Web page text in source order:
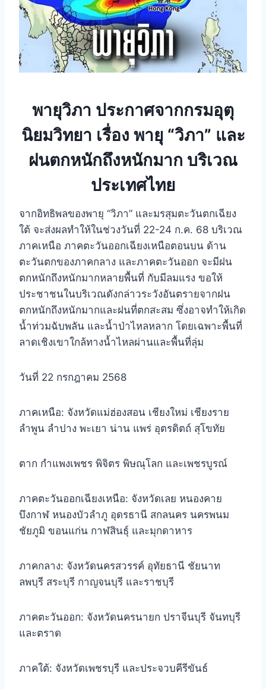
พายุวิภา ประกาศจากกรมอุตุ
นิยมวิทยา เรื่อง พายุ “วิภา” และ
ฝนตกหนักถึงหนักมาก บริเวณ
ประเทศไทย
จากอิทธิพลของพายุ “วิภา” และมรสุมตะวันตกเฉียง
ใต้ จะส่งผลทำให้ในช่วงวันที่ 22-24 ก.ค. 68 บริเวณ
ภาคเหนือ ภาคตะวันออกเฉียงเหนือตอนบน ด้าน
ตะวันตกของภาคกลาง และภาคตะวันออก จะมีฝน
ตกหนักถึงหนักมากหลายพื้นที่ กับมีลมแรง ขอให้
ประชาชนในบริเวณดังกล่าวระวังอันตรายจากฝน
ตกหนักถึงหนักมากและฝนที่ตกสะสม ซึ่งอาจทำให้เกิด
น้ำท่วมฉับพลัน และน้ำป่าไหลหลาก โดยเฉพาะพื้นที่
ลาดเชิงเขาใกล้ทางน้ำไหลผ่านและพื้นที่ลุ่ม
วันที่ 22 กรกฎาคม 2568
ภาคเหนือ: จังหวัดแม่ฮ่องสอน เชียงใหม่ เชียงราย
ลำพูน ลำปาง พะเยา น่าน แพร่ อุตรดิตถ์ สุโขทัย
ตาก กำแพงเพชร พิจิตร พิษณุโลก และเพชรบูรณ์
ภาคตะวันออกเฉียงเหนือ: จังหวัดเลย หนองคาย
บึงกาฬ หนองบัวลำภู อุดรธานี สกลนคร นครพนม
ชัยภูมิ ขอนแก่น กาฬสินธุ์ และมุกดาหาร
ภาคกลาง: จังหวัดนครสวรรค์ อุทัยธานี ชัยนาท
ลพบุรี สระบุรี กาญจนบุรี และราชบุรี
ภาคตะวันออก: จังหวัดนครนายก ปราจีนบุรี จันทบุรี
และตราด
ภาคใต้: จังหวัดเพชรบุรี และประจวบคีรีขันธ์